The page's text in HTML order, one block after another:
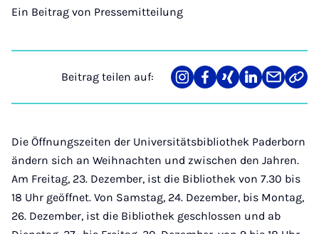
Ein Beitrag von Pressemitteilung
Beitrag teilen auf:
Teilen
auf
Teilen
auf
Teilen
auf
Teilen
auf
Teilen
über
Mail
Link
Die Öffnungszeiten der Universitätsbibliothek Paderborn
ändern sich an Weihnachten und zwischen den Jahren.
Am Freitag, 23. Dezember, ist die Bibliothek von 7.30 bis
18 Uhr geöffnet. Von Samstag, 24. Dezember, bis Montag,
26. Dezember, ist die Bibliothek geschlossen und ab